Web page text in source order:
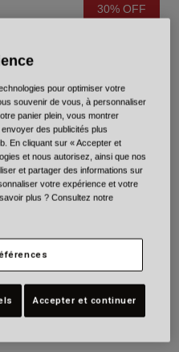
30% OFF
sélectionné
Tableau des tailles
panier
pour optimiser votre
souvenir de vous, à personnaliser
panier plein, vous montrer
des publicités plus
En cliquant sur « Accepter et
et nous autorisez, ainsi que nos
et partager des informations sur
votre expérience et votre
plus ? Consultez notre
Accepter et continuer